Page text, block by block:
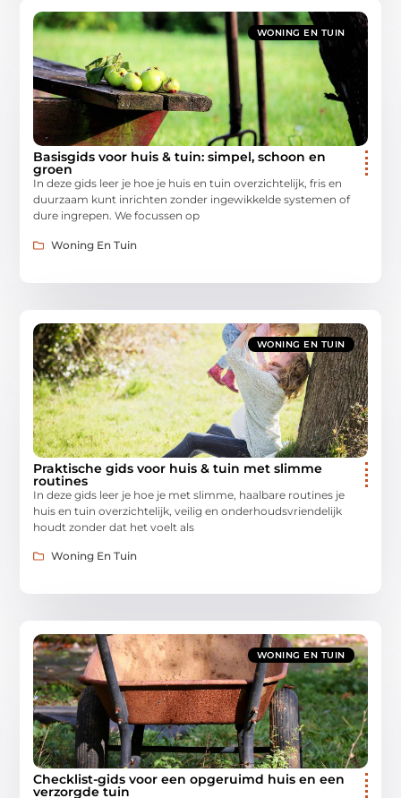
WONING EN TUIN
Basisgids voor huis & tuin: simpel, schoon en
groen
In deze gids leer je hoe je huis en tuin overzichtelijk, fris en
duurzaam kunt inrichten zonder ingewikkelde systemen of
dure ingrepen. We focussen op
Woning En Tuin
WONING EN TUIN
Praktische gids voor huis & tuin met slimme
routines
In deze gids leer je hoe je met slimme, haalbare routines je
huis en tuin overzichtelijk, veilig en onderhoudsvriendelijk
houdt zonder dat het voelt als
Woning En Tuin
WONING EN TUIN
Checklist-gids voor een opgeruimd huis en een
verzorgde tuin